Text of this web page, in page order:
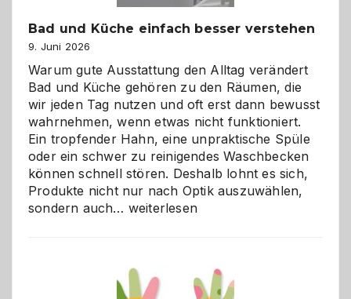
Bad und Küche einfach besser verstehen
9. Juni 2026
Warum gute Ausstattung den Alltag verändert
Bad und Küche gehören zu den Räumen, die
wir jeden Tag nutzen und oft erst dann bewusst
wahrnehmen, wenn etwas nicht funktioniert.
Ein tropfender Hahn, eine unpraktische Spüle
oder ein schwer zu reinigendes Waschbecken
können schnell stören. Deshalb lohnt es sich,
Produkte nicht nur nach Optik auszuwählen,
sondern auch… Bad
besser
verstehen
weiterlesen